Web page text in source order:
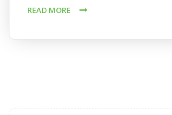
READ MORE